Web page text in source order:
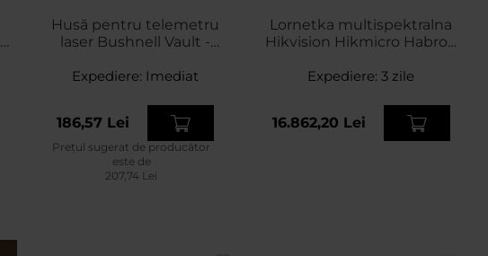
Husă pentru telemetru
laser Bushnell Vault -
Expediere: Imediat
186,57 Lei
Prețul sugerat de producător
este de
207,74 Lei
Lornetka multispektralna
Hikvision Hikmicro Habrok
Expediere:3 zile
16.862,20 Lei